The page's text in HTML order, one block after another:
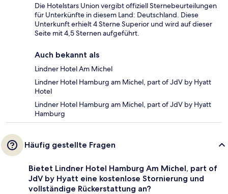
Die Hotelstars Union vergibt offiziell Sternebeurteilungen
für Unterkünfte in diesem Land: Deutschland. Diese
Unterkunft erhielt 4 Sterne Superior und wird auf dieser
Seite mit 4,5 Sternen aufgeführt.
Auch bekannt als
Lindner Hotel Am Michel
Lindner Hotel Hamburg am Michel, part of JdV by Hyatt
Hotel
Lindner Hotel Hamburg am Michel, part of JdV by Hyatt
Hamburg
Häufig gestellte Fragen
Bietet Lindner Hotel Hamburg Am Michel, part of
JdV by Hyatt eine kostenlose Stornierung und
vollständige Rückerstattung an?